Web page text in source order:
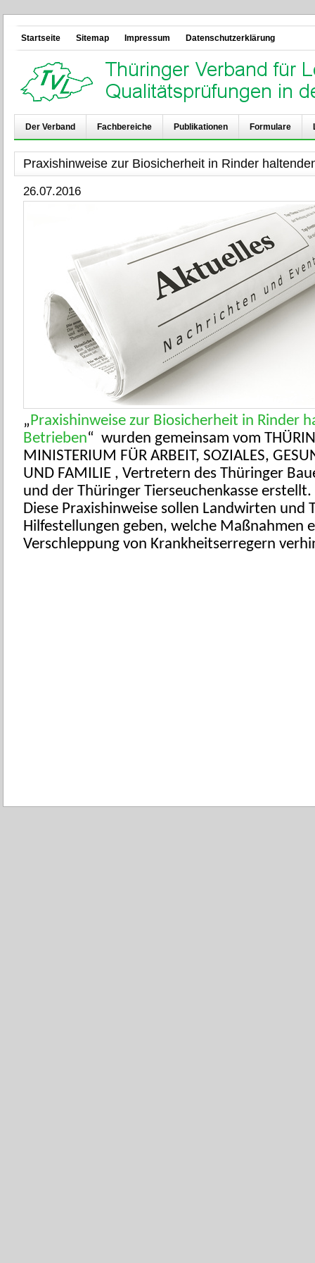
Startseite Sitemap Impressum Datenschutzerklärung
Der Verband Fachbereiche Publikationen Formulare
Praxishinweise zur Biosicherheit in Rinder
26.07.2016
„Praxishinweise zur Biosicherheit in Rinder
Betrieben“ wurden gemeinsam vom
MINISTERIUM FÜR ARBEIT, SOZIALES,
UND FAMILIE , Vertretern des Thüringer
und der Thüringer Tierseuchenkasse erstellt.
Diese Praxishinweise sollen Landwirten und
Hilfestellungen geben, welche Maßnahmen
Verschleppung von Krankheitserregern